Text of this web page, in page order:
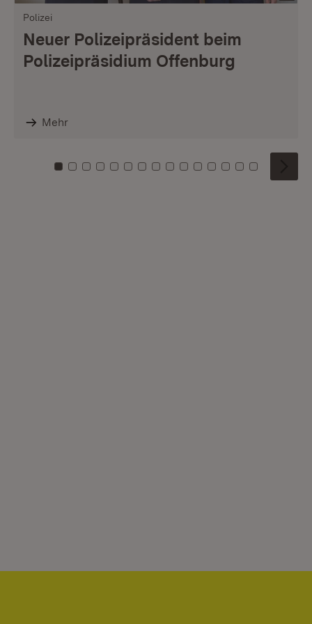
Polizei
Neuer Polizeipräsident beim
Polizeipräsidium Offenburg
Mehr
Zu Kachel: 0
Zu Kachel: 1
Zu Kachel: 2
Zu Kachel: 3
Zu Kachel: 4
Zu Kachel: 5
Zu Kachel: 6
Zu Kachel: 7
Zu Kachel: 8
Zu Kachel: 9
Zu Kachel: 10
Zu Kachel: 11
Zu Kachel: 12
Zu Kachel:
Zu